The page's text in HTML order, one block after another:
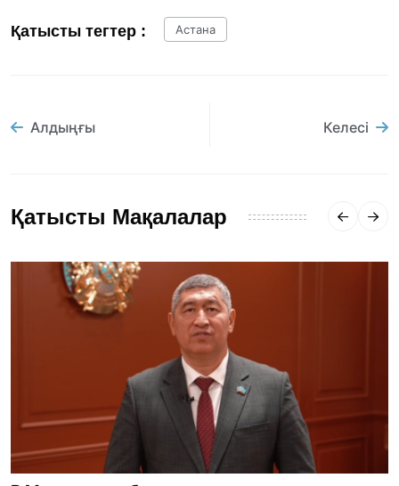
Қатысты тегтер : Астана
Алдыңғы Келесі
Қатысты Мақалалар